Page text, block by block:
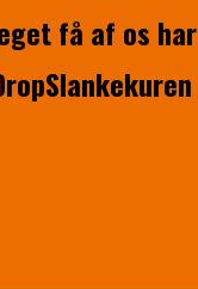
få af os har